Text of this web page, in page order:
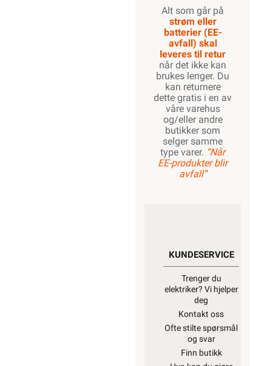
Alt som går på
strøm eller
batterier (EE-
avfall) skal
leveres til retur
når det ikke kan
brukes lenger. Du
kan returnere
dette gratis i en av
våre varehus
og/eller andre
butikker som
selger samme
type varer. “Når
EE-produkter blir
avfall”
KUNDESERVICE
Trenger du
elektriker? Vi hjelper
deg
Kontakt oss
Ofte stilte spørsmål
og svar
Finn butikk